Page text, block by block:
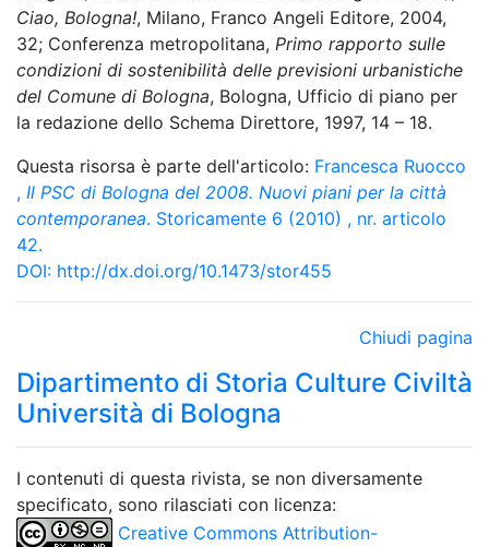
Ciao, Bologna!, Milano, Franco Angeli Editore, 2004,
32; Conferenza metropolitana, Primo rapporto sulle
condizioni di sostenibilità delle previsioni urbanistiche
del Comune di Bologna, Bologna, Ufficio di piano per
la redazione dello Schema Direttore, 1997, 14 – 18.
Questa risorsa è parte dell'articolo: Francesca Ruocco
, Il PSC di Bologna del 2008. Nuovi piani per la città
contemporanea. Storicamente 6 (2010) , nr. articolo
42.
DOI: http://dx.doi.org/10.1473/stor455
Chiudi pagina
Dipartimento di Storia Culture Civiltà
Università di Bologna
I contenuti di questa rivista, se non diversamente
specificato, sono rilasciati con licenza:
Creative Commons Attribution-